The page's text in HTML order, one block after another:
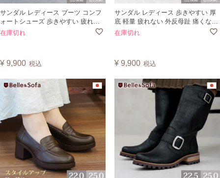
サンダル レディース ブーツ コンフ
ォートシューズ 歩きやすい 疲れな
い 痛くない ゆったり カバードサン
在庫切れ
¥ 9,900 税込
サンダル レディース 歩きやすい 厚
底 軽量 疲れない 外反母趾 痛くない
プラットフォーム グルカサンダル
在庫切れ
¥ 9,900 税込